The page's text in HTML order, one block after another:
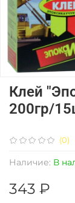
(0)
Наличие: В
Клей
200гр/
343 ₽